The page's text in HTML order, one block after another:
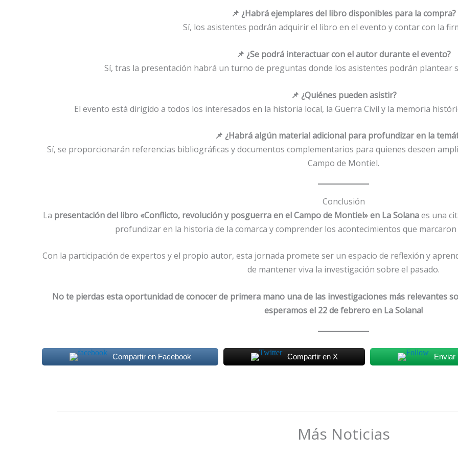
📌 ¿Habrá ejemplares del libro disponibles para la compra?
Sí, los asistentes podrán adquirir el libro en el evento y contar con la
📌 ¿Se podrá interactuar con el autor durante el evento?
Sí, tras la presentación habrá un turno de preguntas donde los asistentes podrán plantear
📌 ¿Quiénes pueden asistir?
El evento está dirigido a todos los interesados en la historia local, la Guerra Civil y la memoria
📌 ¿Habrá algún material adicional para profundizar en la
Sí, se proporcionarán referencias bibliográficas y documentos complementarios para quienes deseen
Campo de Montiel.
Conclusión
La presentación del libro «Conflicto, revolución y posguerra en el Campo de Montiel» en La Solanaes una
profundizar en la historia de la comarca y comprender los acontecimientos que
Con la participación de expertos y el propio autor, esta jornada promete ser un espacio de reflexión y
de mantener viva la investigación sobre el pasado.
No te pierdas esta oportunidad de conocer de primera mano una de las investigaciones más relevantes
esperamos el 22 de febrero en La Solana!
Compartir en Facebook Compartir en X Enviar
Más Noticias